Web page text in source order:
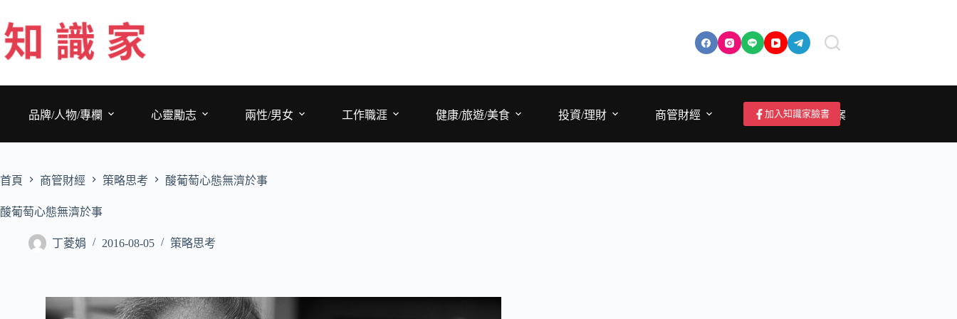
至
主
要
品牌/人物/專欄
心靈勵志 兩性/男女 工作職涯 健康/旅遊/美食 投資/理財 商管財經 成為作者/投稿/提案
加入知識家臉書
首頁 商管財經 策略思考 酸葡萄心態無濟於事
酸葡萄心態無濟於事
丁菱娟 2016-08-05 策略思考